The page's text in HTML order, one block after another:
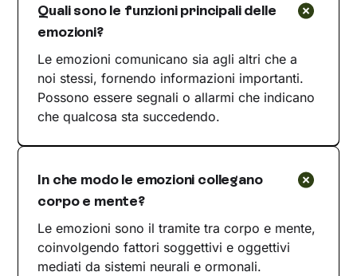
Quali sono le funzioni principali delle
emozioni?
Le emozioni comunicano sia agli altri che a
noi stessi, fornendo informazioni importanti.
Possono essere segnali o allarmi che indicano
che qualcosa sta succedendo.
In che modo le emozioni collegano
corpo e mente?
Le emozioni sono il tramite tra corpo e mente,
coinvolgendo fattori soggettivi e oggettivi
mediati da sistemi neurali e ormonali.